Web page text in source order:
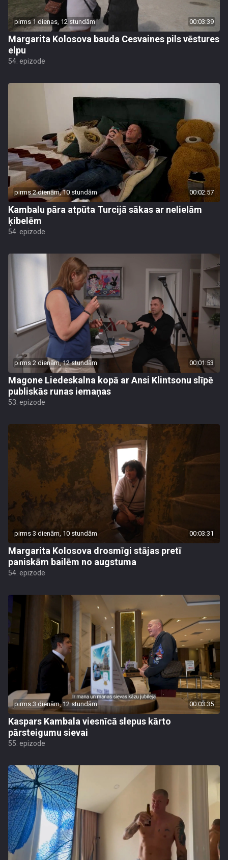
pirms 1 dienas, 12 stundām 00:03:39
Margarita Kolosova bauda Cesvaines pils vēstures
elpu
54. epizode
pirms 2 dienām, 10 stundām 00:02:57
Kambalu pāra atpūta Turcijā sākas ar nelielām
ķibelēm
54. epizode
pirms 2 dienām, 12 stundām 00:01:53
Magone Liedeskalna kopā ar Ansi Klintsonu slīpē
publiskās runas iemaņas
53. epizode
pirms 3 dienām, 10 stundām 00:03:31
Margarita Kolosova drosmīgi stājas pretī
paniskām bailēm no augstuma
54. epizode
pirms 3 dienām, 12 stundām 00:03:35
Kaspars Kambala viesnīcā slepus kārto
pārsteigumu sievai
55. epizode